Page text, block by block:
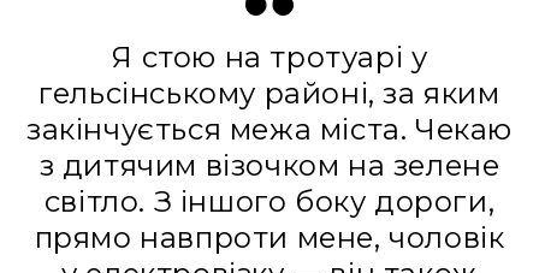
Я стою на тротуарі у
гельсінському районі, за яким
закінчується межа міста. Чекаю
з дитячим візочком на зелене
світло. З іншого боку дороги,
прямо навпроти мене, чоловік